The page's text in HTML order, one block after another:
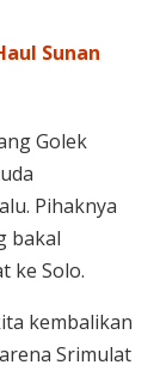
Sunan
Golek
Pihaknya
bakal
ke Solo.
kembalikan
Srimulat